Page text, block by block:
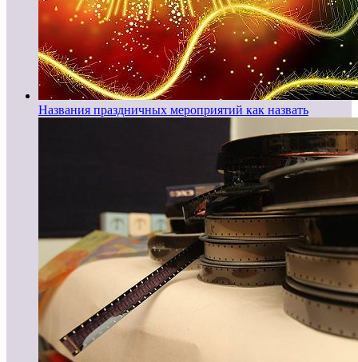
Названия праздничных мероприятий как назвать